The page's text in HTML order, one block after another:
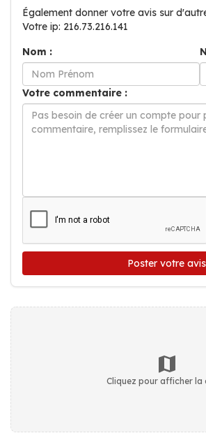
Également donner votre avis sur
Votre ip: 216.73.216.141
Nom :
Votre commentaire :
Poster votre avis
Cliquez pour afficher la